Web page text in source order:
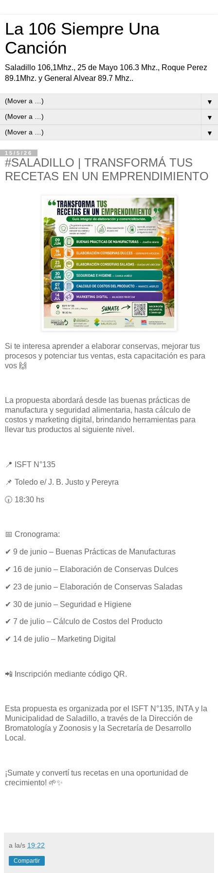
La 106 Siempre Una
Canción
Saladillo 106,1Mhz., 25 de Mayo 106.3 Mhz., Roque Perez
89.1Mhz. y General Alvear 89.7 Mhz..
▼
▼
▼
15/5/26
#SALADILLO | TRANSFORMÁ TUS
RECETAS EN UN EMPRENDIMIENTO
Si te interesa aprender a elaborar conservas, mejorar tus
procesos y potenciar tus ventas, esta capacitación es para
vos 🙌
La propuesta abordará desde las buenas prácticas de
manufactura y seguridad alimentaria, hasta cálculo de
costos y marketing digital, brindando herramientas para
llevar tus productos al siguiente nivel.
📍 ISFT N°135
📌 Toledo e/ J. B. Justo y Pereyra
🕡 18:30 hs
📅 Cronograma:
✔ 9 de junio – Buenas Prácticas de Manufacturas
✔ 16 de junio – Elaboración de Conservas Dulces
✔ 23 de junio – Elaboración de Conservas Saladas
✔ 30 de junio – Seguridad e Higiene
✔ 7 de julio – Cálculo de Costos del Producto
✔ 14 de julio – Marketing Digital
📲 Inscripción mediante código QR.
Esta propuesta es organizada por el ISFT N°135, INTA y la
Municipalidad de Saladillo, a través de la Dirección de
Bromatología y Zoonosis y la Secretaría de Desarrollo
Local.
¡Sumate y convertí tus recetas en una oportunidad de
crecimiento! 🌱✨
a la/s 19:22
Compartir